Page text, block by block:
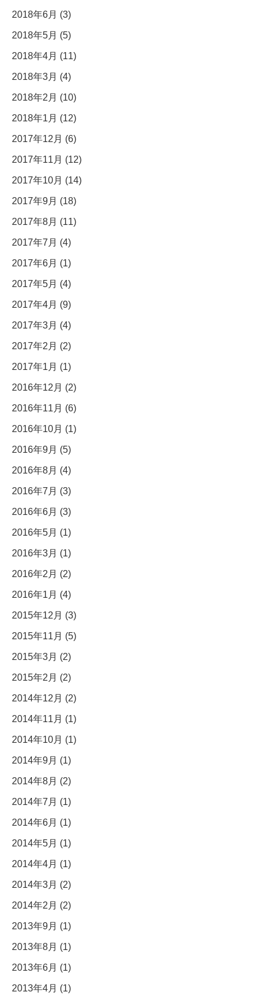
2018年6月 (3)
2018年5月 (5)
2018年4月 (11)
2018年3月 (4)
2018年2月 (10)
2018年1月 (12)
2017年12月 (6)
2017年11月 (12)
2017年10月 (14)
2017年9月 (18)
2017年8月 (11)
2017年7月 (4)
2017年6月 (1)
2017年5月 (4)
2017年4月 (9)
2017年3月 (4)
2017年2月 (2)
2017年1月 (1)
2016年12月 (2)
2016年11月 (6)
2016年10月 (1)
2016年9月 (5)
2016年8月 (4)
2016年7月 (3)
2016年6月 (3)
2016年5月 (1)
2016年3月 (1)
2016年2月 (2)
2016年1月 (4)
2015年12月 (3)
2015年11月 (5)
2015年3月 (2)
2015年2月 (2)
2014年12月 (2)
2014年11月 (1)
2014年10月 (1)
2014年9月 (1)
2014年8月 (2)
2014年7月 (1)
2014年6月 (1)
2014年5月 (1)
2014年4月 (1)
2014年3月 (2)
2014年2月 (2)
2013年9月 (1)
2013年8月 (1)
2013年6月 (1)
2013年4月 (1)